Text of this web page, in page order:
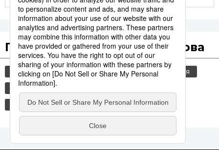
Популярные поисковые слова
jiji press общество политика
россия
шпионаж
история
синкансэн транспорт